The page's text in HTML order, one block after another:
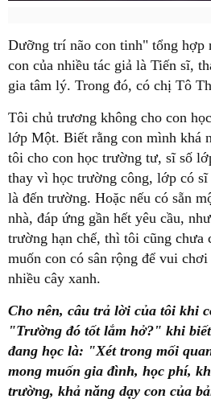
Dưỡng trí não con tinh" tổng hợp
con của nhiều tác giả là Tiến sĩ,
gia tâm lý. Trong đó, có chị Tô
Tôi chủ trương không cho con
lớp Một. Biết rằng con mình khá
tôi cho con học trường tư, sĩ số
thay vì học trường công, lớp có
là đến trường. Hoặc nếu có sẵn
nhà, đáp ứng gần hết yêu cầu,
trường hạn chế, thì tôi cũng chưa
muốn con có sân rộng để vui
nhiều cây xanh.
Cho nên, câu trả lời của tôi khi
"Trường đó tốt lắm hở?" khi
đang học là: "Xét trong mối
mong muốn gia đình, học phí,
trường, khả năng dạy con của